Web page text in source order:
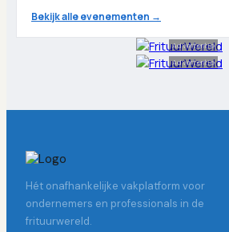
Bekijk alle evenementen →
Advertentie
Advertentie
Hét onafhankelijke vakplatform voor
ondernemers en professionals in de
frituurwereld.